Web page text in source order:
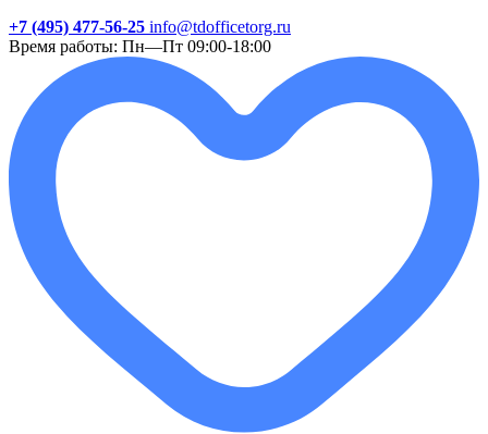
+7 (495) 477-56-25 info@tdofficetorg.ru
Время работы: Пн—Пт 09:00-18:00